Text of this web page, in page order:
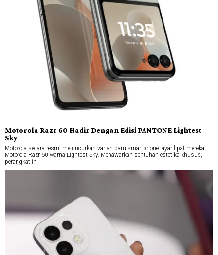
Motorola Razr 60 Hadir Dengan Edisi PANTONE Lightest
Sky
Motorola secara resmi meluncurkan varian baru smartphone layar lipat mereka,
Motorola Razr 60 warna Lightest Sky. Menawarkan sentuhan estetika khusus,
perangkat ini